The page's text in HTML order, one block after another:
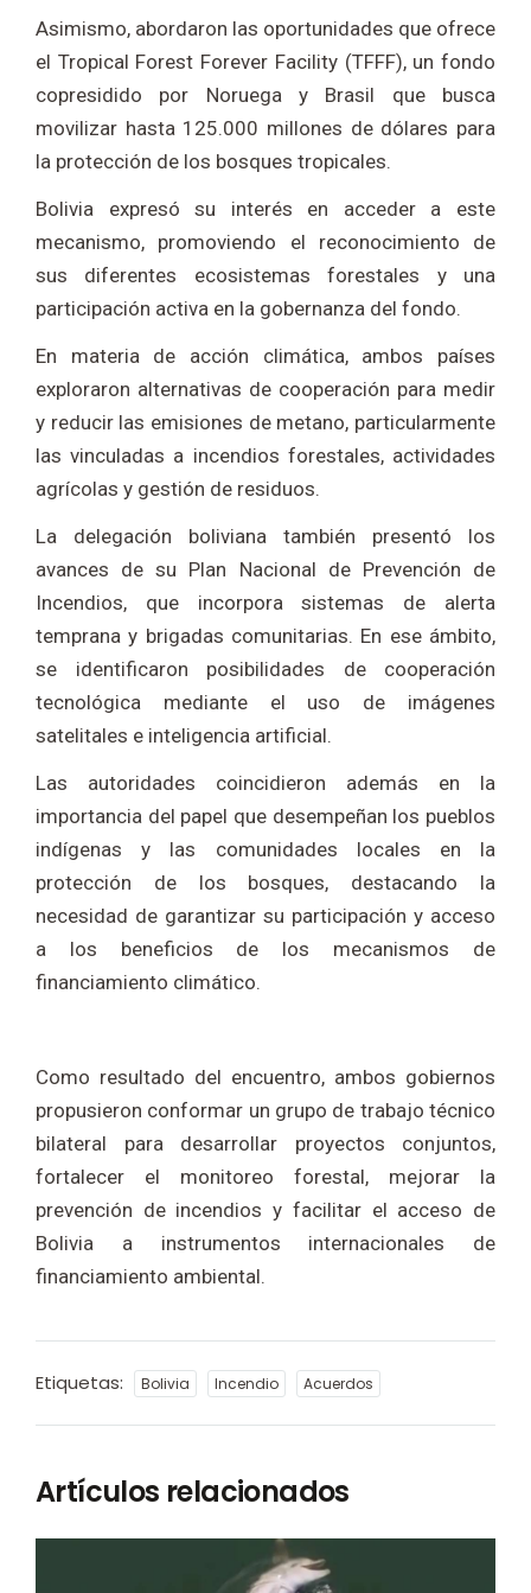
Asimismo, abordaron las oportunidades que ofrece
el Tropical Forest Forever Facility (TFFF), un fondo
copresidido por Noruega y Brasil que busca
movilizar hasta 125.000 millones de dólares para
la protección de los bosques tropicales.
Bolivia expresó su interés en acceder a este
mecanismo, promoviendo el reconocimiento de
sus diferentes ecosistemas forestales y una
participación activa en la gobernanza del fondo.
En materia de acción climática, ambos países
exploraron alternativas de cooperación para medir
y reducir las emisiones de metano, particularmente
las vinculadas a incendios forestales, actividades
agrícolas y gestión de residuos.
La delegación boliviana también presentó los
avances de su Plan Nacional de Prevención de
Incendios, que incorpora sistemas de alerta
temprana y brigadas comunitarias. En ese ámbito,
se identificaron posibilidades de cooperación
tecnológica mediante el uso de imágenes
satelitales e inteligencia artificial.
Las autoridades coincidieron además en la
importancia del papel que desempeñan los pueblos
indígenas y las comunidades locales en la
protección de los bosques, destacando la
necesidad de garantizar su participación y acceso
a los beneficios de los mecanismos de
financiamiento climático.
Como resultado del encuentro, ambos gobiernos
propusieron conformar un grupo de trabajo técnico
bilateral para desarrollar proyectos conjuntos,
fortalecer el monitoreo forestal, mejorar la
prevención de incendios y facilitar el acceso de
Bolivia a instrumentos internacionales de
financiamiento ambiental.
Etiquetas: Bolivia Incendio Acuerdos
Artículos relacionados